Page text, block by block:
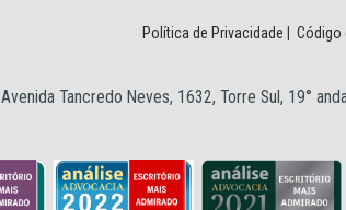
Política de Privacidade Código
Avenida Tancredo Neves, 1632, Torre Sul, 19°